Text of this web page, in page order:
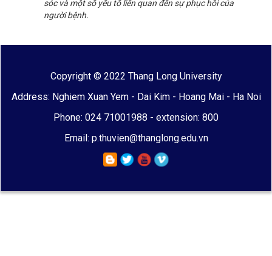
sóc và một số yếu tố liến quan đến sự phục hồi của
người bệnh.
Copyright © 2022 Thang Long University
Address: Nghiem Xuan Yem - Dai Kim - Hoang Mai - Ha Noi
Phone: 024 71001988 - extension: 800
Email: p.thuvien@thanglong.edu.vn